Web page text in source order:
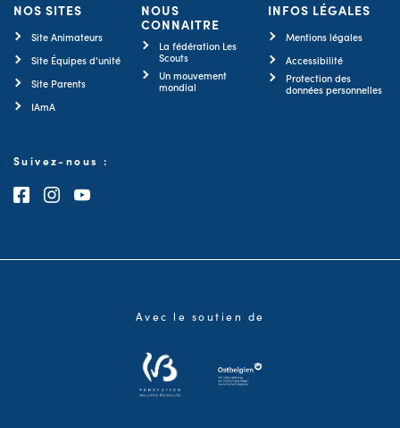
NOS SITES
Site Animateurs
Site Équipes d'unité
Site Parents
IAmA
NOUS
CONNAITRE
La fédération Les
Scouts
Un mouvement
mondial
INFOS LÉGALES
Mentions légales
Accessibilité
Protection des
données personnelles
Suivez-nous :
Consultez notre page Facebook
Consultez notre page Instagram
Consultez notre chaîne Youtube
Avec le soutien de